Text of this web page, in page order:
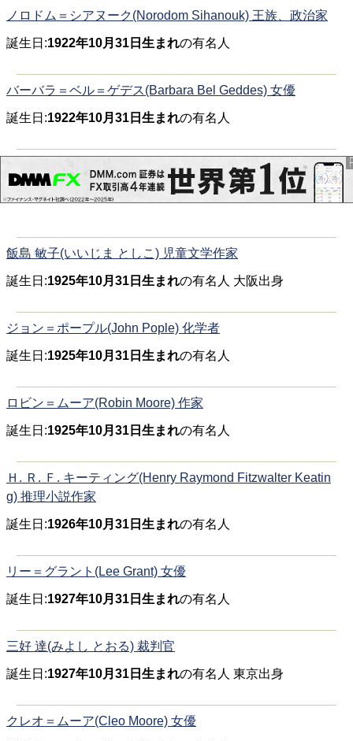
ノロドム＝シアヌーク(Norodom Sihanouk) 王族、政治家
誕生日:1922年10月31日生まれの有名人
バーバラ＝ベル＝ゲデス(Barbara Bel Geddes) 女優
誕生日:1922年10月31日生まれの有名人
飯島 敏子(いいじま としこ) 児童文学作家
誕生日:1925年10月31日生まれの有名人 大阪出身
ジョン＝ポープル(John Pople) 化学者
誕生日:1925年10月31日生まれの有名人
ロビン＝ムーア(Robin Moore) 作家
誕生日:1925年10月31日生まれの有名人
Ｈ. Ｒ. Ｆ. キーティング(Henry Raymond Fitzwalter Keatin
g) 推理小説作家
誕生日:1926年10月31日生まれの有名人
リー＝グラント(Lee Grant) 女優
誕生日:1927年10月31日生まれの有名人
三好 達(みよし とおる) 裁判官
誕生日:1927年10月31日生まれの有名人 東京出身
クレオ＝ムーア(Cleo Moore) 女優